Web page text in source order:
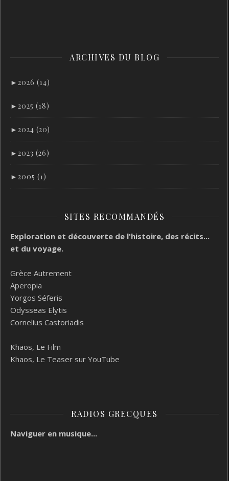
ARCHIVES DU BLOG
► 2026 (14)
► 2025 (18)
► 2024 (20)
► 2023 (26)
► 2005 (1)
SITES RECOMMANDÉS
Exploration et découverte de l'histoire, des récits...
et du voyage.
Grèce Autrement
Aperopia
Yorgos Séferis
Odysseas Elytis
Cornelius Castoriadis
Khaos, Le Film
Khaos, Le Teaser sur YouTube
RADIOS GRECQUES
Naviguer en musique...